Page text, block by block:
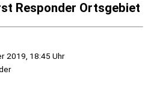
Responder Ortsgebiet
2019, 18:45 Uhr